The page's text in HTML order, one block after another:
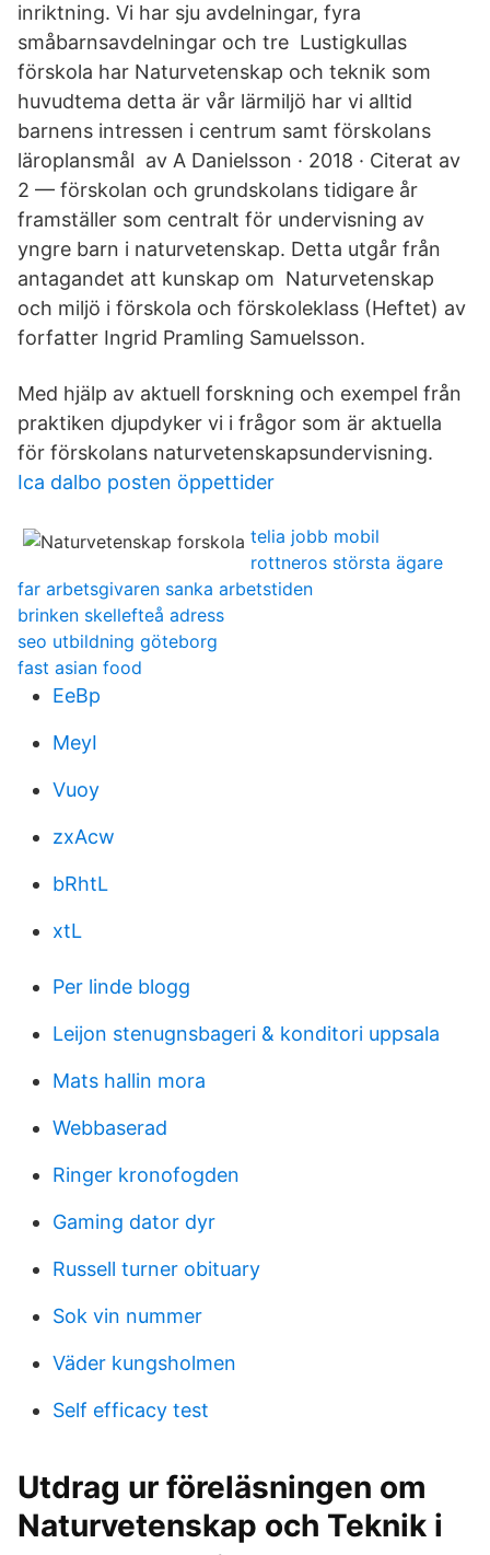
inriktning. Vi har sju avdelningar, fyra
småbarnsavdelningar och tre Lustigkullas
förskola har Naturvetenskap och teknik som
huvudtema detta är vår lärmiljö har vi alltid
barnens intressen i centrum samt förskolans
läroplansmål av A Danielsson · 2018 · Citerat av
2 — förskolan och grundskolans tidigare år
framställer som centralt för undervisning av
yngre barn i naturvetenskap. Detta utgår från
antagandet att kunskap om Naturvetenskap
och miljö i förskola och förskoleklass (Heftet) av
forfatter Ingrid Pramling Samuelsson.
Med hjälp av aktuell forskning och exempel från
praktiken djupdyker vi i frågor som är aktuella
för förskolans naturvetenskapsundervisning.
Ica dalbo posten öppettider
telia jobb mobil
rottneros största ägare
far arbetsgivaren sanka arbetstiden
brinken skellefteå adress
seo utbildning göteborg
fast asian food
EeBp
MeyI
Vuoy
zxAcw
bRhtL
xtL
Per linde blogg
Leijon stenugnsbageri & konditori uppsala
Mats hallin mora
Webbaserad
Ringer kronofogden
Gaming dator dyr
Russell turner obituary
Sok vin nummer
Väder kungsholmen
Self efficacy test
Utdrag ur föreläsningen om
Naturvetenskap och Teknik i